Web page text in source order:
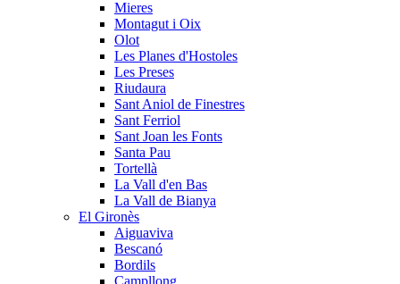
Mieres
Montagut i Oix
Olot
Les Planes d'Hostoles
Les Preses
Riudaura
Sant Aniol de Finestres
Sant Ferriol
Sant Joan les Fonts
Santa Pau
Tortellà
La Vall d'en Bas
La Vall de Bianya
El Gironès
Aiguaviva
Bescanó
Bordils
Campllong